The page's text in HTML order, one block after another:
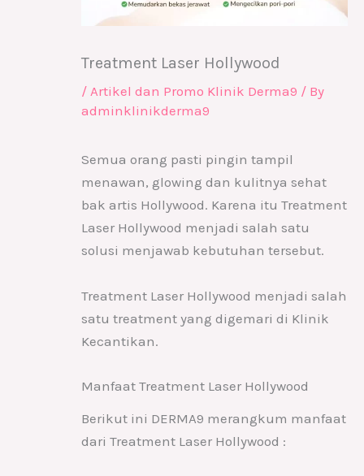
Treatment Laser Hollywood
/ Artikel dan Promo Klinik Derma9 / By
adminklinikderma9
Semua orang pasti pingin tampil
menawan, glowing dan kulitnya sehat
bak artis Hollywood. Karena itu Treatment
Laser Hollywood menjadi salah satu
solusi menjawab kebutuhan tersebut.
Treatment Laser Hollywood menjadi salah
satu treatment yang digemari di Klinik
Kecantikan.
Manfaat Treatment Laser Hollywood
Berikut ini DERMA9 merangkum manfaat
dari Treatment Laser Hollywood :